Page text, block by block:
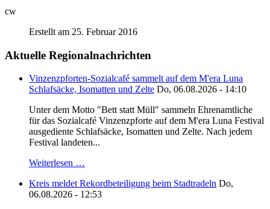
cw
Erstellt am 25. Februar 2016
Aktuelle Regionalnachrichten
Vinzenzpforten-Sozialcafé sammelt auf dem M'era Luna
Schlafsäcke, Isomatten und Zelte Do, 06.08.2026 - 14:10
Unter dem Motto "Bett statt Müll" sammeln Ehrenamtliche
für das Sozialcafé Vinzenzpforte auf dem M'era Luna Festival
ausgediente Schlafsäcke, Isomatten und Zelte. Nach jedem
Festival landeten...
Weiterlesen …
Kreis meldet Rekordbeteiligung beim Stadtradeln Do,
06.08.2026 - 12:53